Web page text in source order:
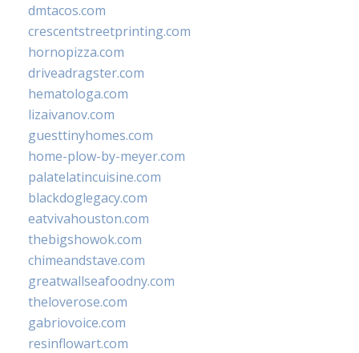
dmtacos.com
crescentstreetprinting.com
hornopizza.com
driveadragster.com
hematologa.com
lizaivanov.com
guesttinyhomes.com
home-plow-by-meyer.com
palatelatincuisine.com
blackdoglegacy.com
eatvivahouston.com
thebigshowok.com
chimeandstave.com
greatwallseafoodny.com
theloverose.com
gabriovoice.com
resinflowart.com